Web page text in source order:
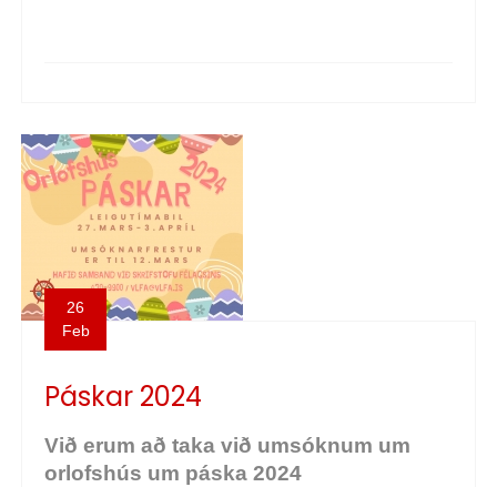
26
Feb
Páskar 2024
Við erum að taka við umsóknum um
orlofshús um páska 2024